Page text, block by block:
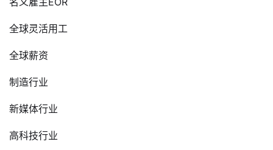
全球灵活用工
全球薪资
制造行业
新媒体行业
高科技行业